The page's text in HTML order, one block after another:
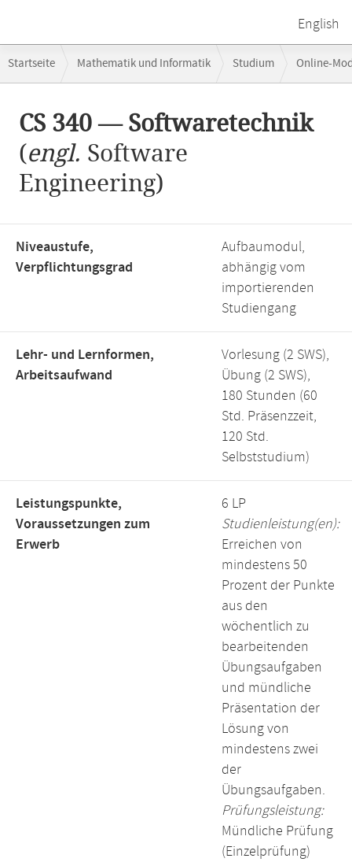
English
Navigation
Startseite Mathematik und Informatik Studium Online-
CS 340 — Softwaretechnik
(engl. Software
Engineering)
Niveaustufe,
Verpflichtungsgrad
Aufbaumodul,
abhängig vom
importierenden
Studiengang
Lehr- und Lernformen,
Arbeitsaufwand
Vorlesung (2 SWS),
Übung (2 SWS),
180 Stunden (60
Std. Präsenzzeit,
120 Std.
Selbststudium)
Leistungspunkte,
Voraussetzungen zum
Erwerb
6 LP
Studienleistung(en):
Erreichen von
mindestens 50
Prozent der Punkte
aus den
wöchentlich zu
bearbeitenden
Übungsaufgaben
und mündliche
Präsentation der
Lösung von
mindestens zwei
der
Übungsaufgaben.
Prüfungsleistung:
Mündliche Prüfung
(Einzelprüfung)